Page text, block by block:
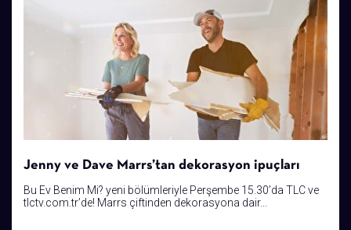
Jenny ve Dave Marrs’tan dekorasyon ipuçları
Bu Ev Benim Mi? yeni bölümleriyle Perşembe 15.30’da TLC ve
tlctv.com.tr’de! Marrs çiftinden dekorasyona dair...